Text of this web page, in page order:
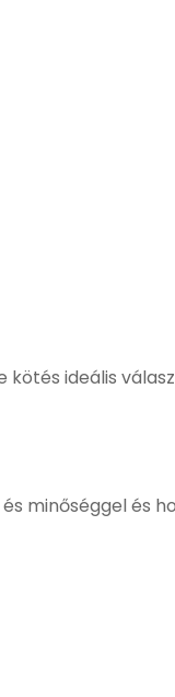
ideális
minőséggel és